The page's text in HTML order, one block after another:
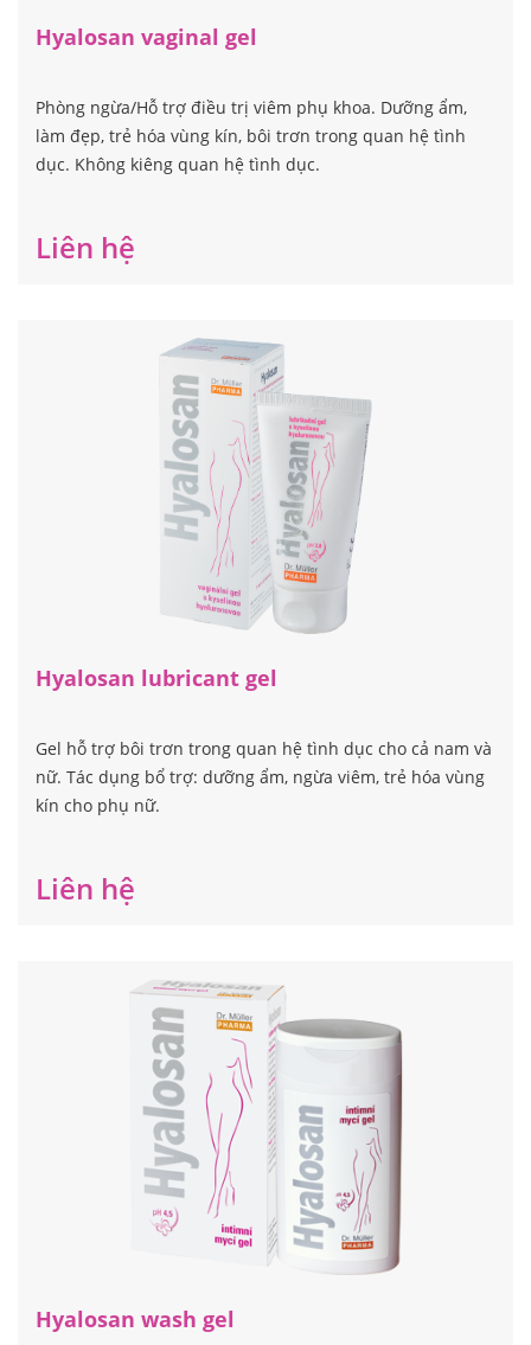
Hyalosan vaginal gel
Phòng ngừa/Hỗ trợ điều trị viêm phụ khoa. Dưỡng ẩm,
làm đẹp, trẻ hóa vùng kín, bôi trơn trong quan hệ tình
dục. Không kiêng quan hệ tình dục.
Liên hệ
Hyalosan lubricant gel
Gel hỗ trợ bôi trơn trong quan hệ tình dục cho cả nam và
nữ. Tác dụng bổ trợ: dưỡng ẩm, ngừa viêm, trẻ hóa vùng
kín cho phụ nữ.
Liên hệ
Hyalosan wash gel